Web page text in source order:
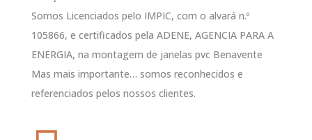
Somos Licenciados pelo IMPIC, com o alvará n.º
105866, e certificados pela ADENE, AGENCIA PARA A
ENERGIA, na montagem de janelas pvc Benavente
Mas mais importante… somos reconhecidos e
referenciados pelos nossos clientes.